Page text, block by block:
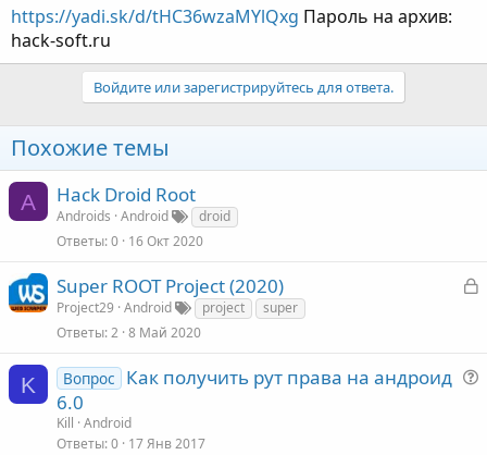
https://yadi.sk/d/tHC36wzaMYlQxg Пароль на архив:
hack-soft.ru
Войдите или зарегистрируйтесь для ответа.
Похожие темы
A Hack Droid Root
Androids Android
droid
Ответы 0 16 Окт 2020
З
Super ROOT Project (2020)
Project29 Android project
super
Ответы 2 8 Май 2020
K
В
Вопрос
Как получить рут права на андроид
6.0
Kill Android
Ответы 0 17 Янв 2017